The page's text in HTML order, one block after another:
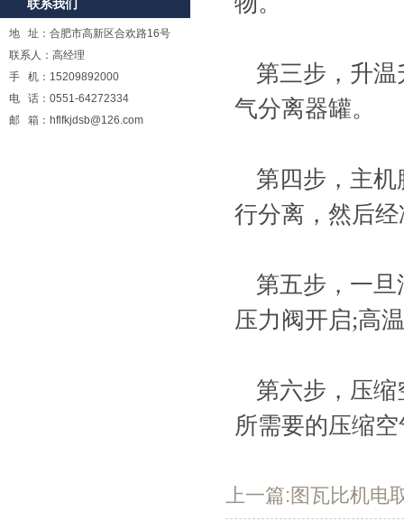
联系我们
地 址：合肥市高新区合欢路16号
联系人：高经理
手 机：15209892000
电 话：0551-64272334
邮 箱：hflfkjdsb@126.com
第三步，升
气分离器罐。
第四步，主
行分离，然后
第五步，一
压力阀开启;高
第六步，压
所需要的压缩
上一篇:图瓦比机电